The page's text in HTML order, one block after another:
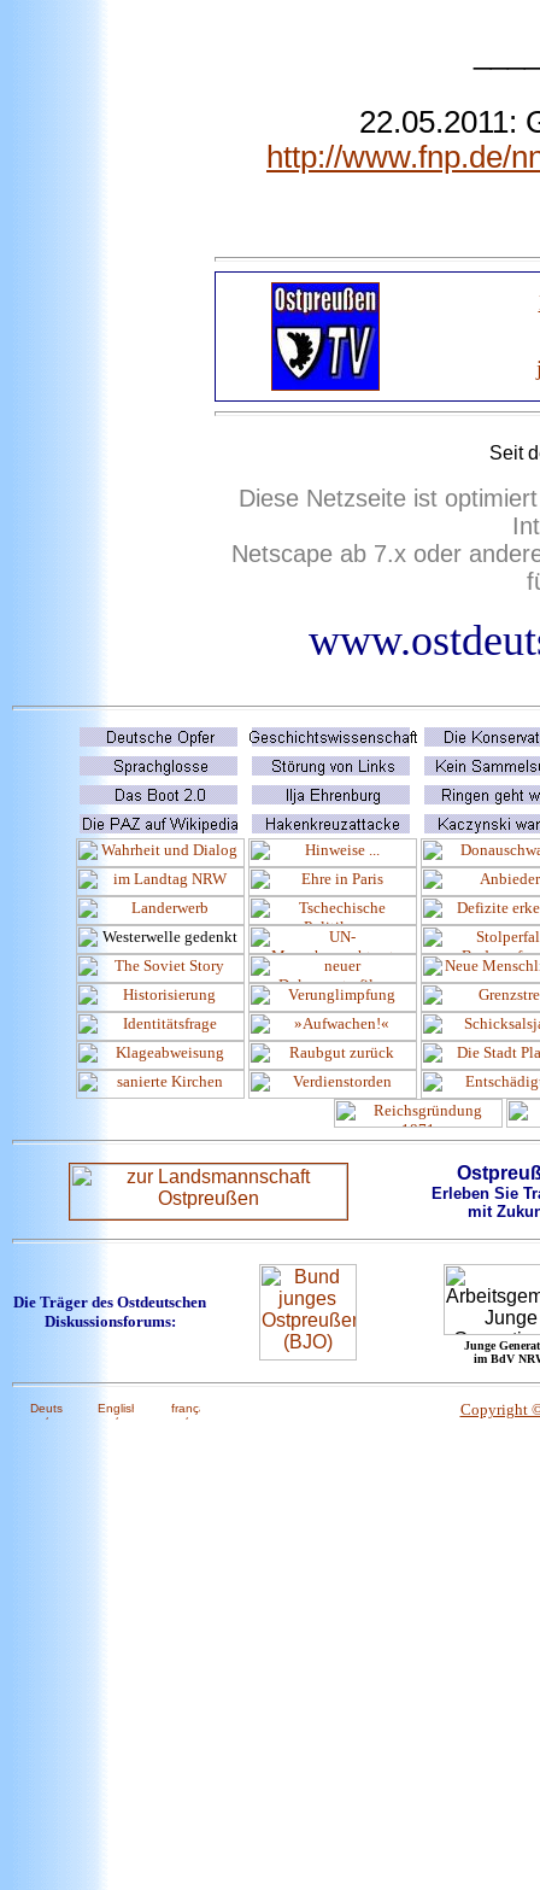
22.05.2011:
http://www.fnp.de/
Seit
Diese Netzseite ist
Netscape ab 7.x oder
Erleben Sie
mit
Die Träger des Ostdeutschen
Diskussionsforums:
Junge
im BdV
Copyright